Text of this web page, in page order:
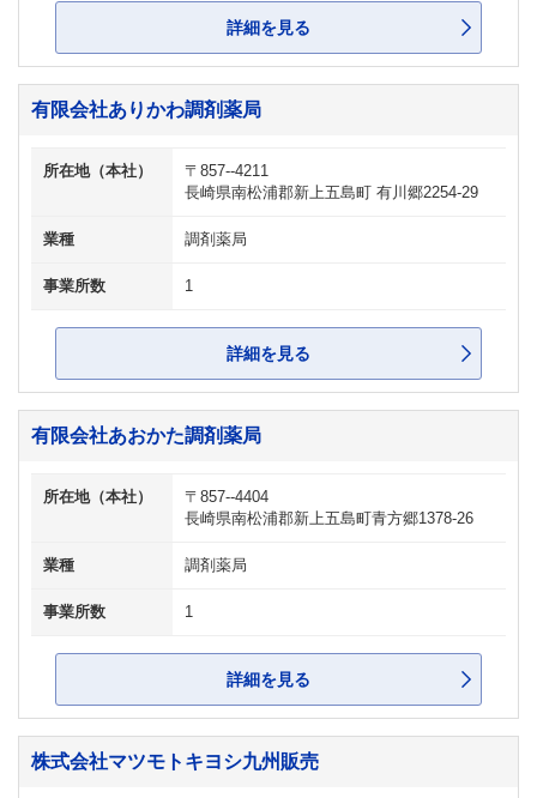
詳細を見る
有限会社ありかわ調剤薬局
所在地（本社）
〒857--4211
長崎県南松浦郡新上五島町 有川郷2254-29
業種 調剤薬局
事業所数 1
詳細を見る
有限会社あおかた調剤薬局
所在地（本社）
〒857--4404
長崎県南松浦郡新上五島町青方郷1378-26
業種 調剤薬局
事業所数 1
詳細を見る
株式会社マツモトキヨシ九州販売